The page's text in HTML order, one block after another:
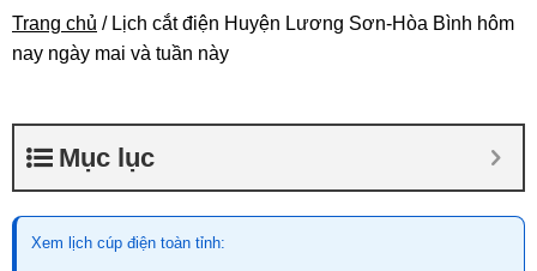
Giới thiệu
Tin tức
Trang chủ / Lịch cắt điện Huyện Lương Sơn-Hòa Bình hôm
nay ngày mai và tuần này
Mục lục
Xem lịch cúp điện toàn tỉnh: